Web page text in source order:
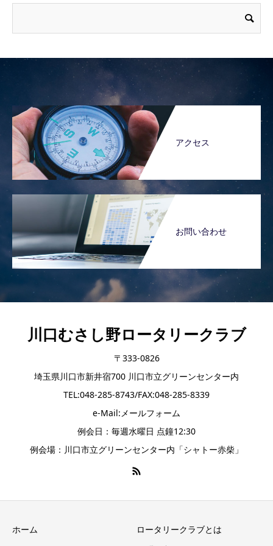
アクセス
お問い合わせ
川口むさし野ロータリークラブ
〒333-0826
埼玉県川口市新井宿700 川口市立グリーンセンター内
TEL:048-285-8743/FAX:048-285-8339
e-Mail:メールフォーム
例会日：毎週水曜日 点鐘12:30
例会場：川口市立グリーンセンター内「シャトー赤柴」
ホーム
ロータリークラブとは